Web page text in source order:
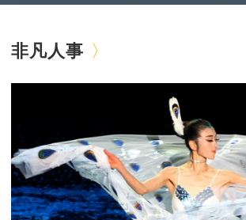
非凡人事